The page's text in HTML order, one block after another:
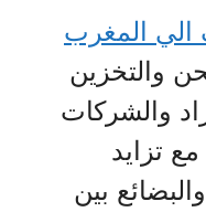
المغرب
والتخزين
والشركات
تزايد
بين